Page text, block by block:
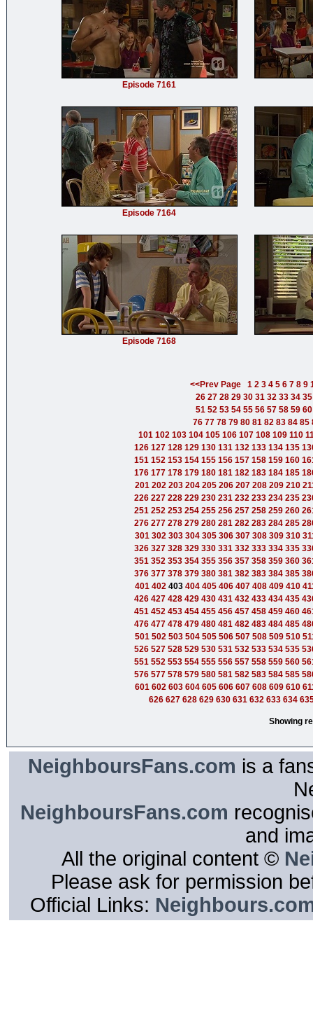
Episode 7161
Episode 7164
Episode 7168
<<Prev Page 1 2 3 4 5 6 7 8 9
26 27 28 29 30 31 32 33 34 35
51 52 53 54 55 56 57 58 59 60
76 77 78 79 80 81 82 83 84 85
101 102 103 104 105 106 107 108 109 110
126 127 128 129 130 131 132 133 134 135
151 152 153 154 155 156 157 158 159 160
176 177 178 179 180 181 182 183 184 185
201 202 203 204 205 206 207 208 209 210
226 227 228 229 230 231 232 233 234 235
251 252 253 254 255 256 257 258 259 260
276 277 278 279 280 281 282 283 284 285
301 302 303 304 305 306 307 308 309 310
326 327 328 329 330 331 332 333 334 335
351 352 353 354 355 356 357 358 359 360
376 377 378 379 380 381 382 383 384 385
401 402403 404 405 406 407 408 409 410
426 427 428 429 430 431 432 433 434 435
451 452 453 454 455 456 457 458 459 460
476 477 478 479 480 481 482 483 484 485
501 502 503 504 505 506 507 508 509 510
526 527 528 529 530 531 532 533 534 535
551 552 553 554 555 556 557 558 559 560
576 577 578 579 580 581 582 583 584 585
601 602 603 604 605 606 607 608 609 610
626 627 628 629 630 631 632 633 634
Showing
NeighboursFans.com is a
NeighboursFans.com
and
All the original content ©
Please ask for permission
Official Links: